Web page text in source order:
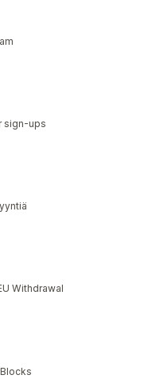
sign-ups
Withdrawal